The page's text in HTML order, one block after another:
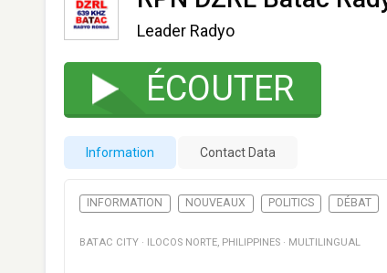
Leader Radyo
ÉCOUTER
Information Contact Data
INFORMATION NOUVEAUX POLITICS DÉBAT
BATAC CITY · ILOCOS NORTE, PHILIPPINES · MULTILINGUAL